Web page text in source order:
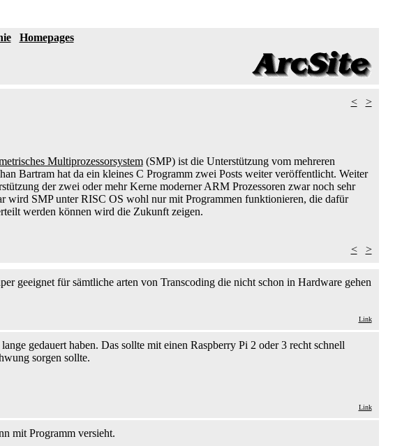
Homepages
< >
Multiprozessorsystem(SMP) ist die Unterstützung vom mehreren
Bartram hat da ein kleines C Programm zwei Posts weiter veröffentlicht. Weiter
der zwei oder mehr Kerne moderner ARM Prozessoren zwar noch sehr
wird SMP unter RISC OS wohl nur mit Programmen funktionieren, die dafür
werden können wird die Zukunft zeigen.
< >
geeignet für sämtliche arten von Transcoding die nicht schon in Hardware gehen
Link
gedauert haben. Das sollte mit einen Raspberry Pi 2 oder 3 recht schnell
sorgen sollte.
Link
mit Programm versieht.